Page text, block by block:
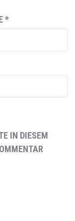
*
IN DIESEM